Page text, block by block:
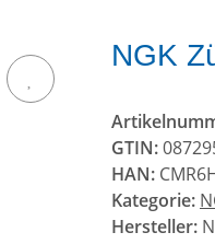
NGK
GTIN:
HAN:
Kategorie:
Hersteller: